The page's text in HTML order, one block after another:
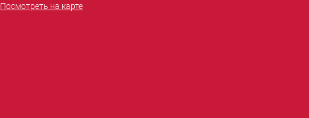
Посмотреть на карте